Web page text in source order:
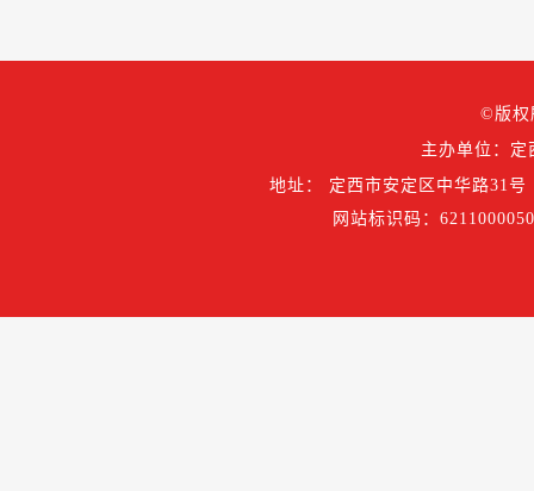
©版权
主办单位：定
地址： 定西市安定区中华路31号
网站标识码：